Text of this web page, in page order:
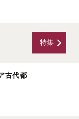
特集
古代都